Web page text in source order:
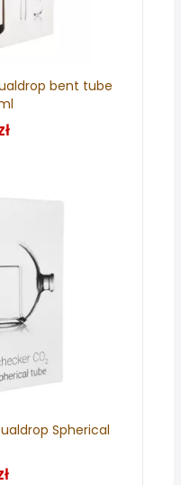
bent tube
Spherical